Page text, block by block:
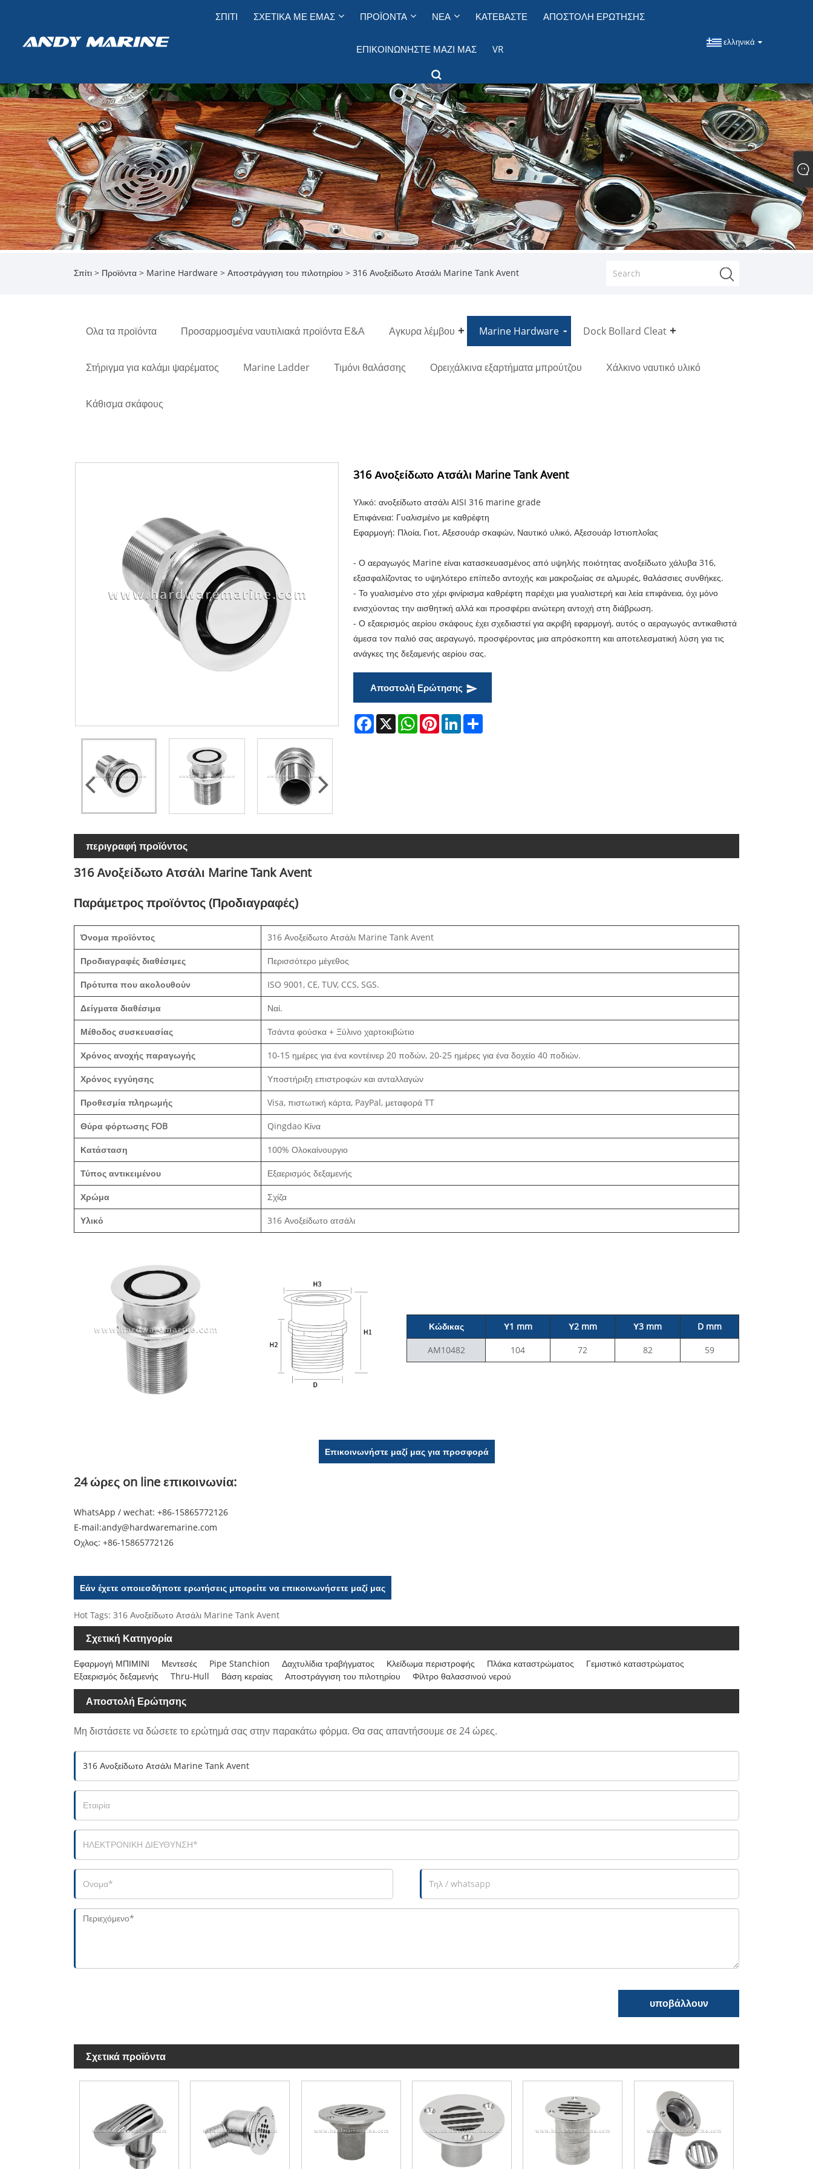
ΣΠΊΤΙ ΣΧΕΤΙΚΆ ΜΕ ΕΜΆΣ ΠΡΟΪΌΝΤΑ ΝΈΑ ΚΑΤΕΒΆΣΤΕ ΑΠΟΣΤΟΛΉ ΕΡΏΤΗΣΗΣ
ΕΠΙΚΟΙΝΩΝΉΣΤΕ ΜΑΖΊ ΜΑΣ VR
ελληνικά
Σπίτι > Προϊόντα > Marine Hardware > Αποστράγγιση του πιλοτηρίου > 316 Ανοξείδωτο Ατσάλι Marine Tank Avent
Ολα τα προϊόντα Προσαρμοσμένα ναυτιλιακά προϊόντα Ε&Α Αγκυρα λέμβου Marine Hardware Dock Bollard Cleat
Στήριγμα για καλάμι ψαρέματος Marine Ladder Τιμόνι θαλάσσης Ορειχάλκινα εξαρτήματα μπρούτζου Χάλκινο ναυτικό υλικό
Κάθισμα σκάφους
316 Ανοξείδωτο Ατσάλι Marine Tank Avent
Υλικό: ανοξείδωτο ατσάλι AISI 316 marine grade
Επιφάνεια: Γυαλισμένο με καθρέφτη
Εφαρμογή: Πλοία, Γιοτ, Αξεσουάρ σκαφών, Ναυτικό υλικό, Αξεσουάρ Ιστιοπλοΐας
- Ο αεραγωγός Marine είναι κατασκευασμένος από υψηλής ποιότητας ανοξείδωτο χάλυβα 316,
εξασφαλίζοντας το υψηλότερο επίπεδο αντοχής και μακροζωίας σε αλμυρές, θαλάσσιες συνθήκες.
- Το γυαλισμένο στο χέρι φινίρισμα καθρέφτη παρέχει μια γυαλιστερή και λεία επιφάνεια, όχι μόνο
ενισχύοντας την αισθητική αλλά και προσφέρει ανώτερη αντοχή στη διάβρωση.
- Ο εξαερισμός αερίου σκάφους έχει σχεδιαστεί για ακριβή εφαρμογή, αυτός ο αεραγωγός αντικαθιστά
άμεσα τον παλιό σας αεραγωγό, προσφέροντας μια απρόσκοπτη και αποτελεσματική λύση για τις
ανάγκες της δεξαμενής αερίου σας.
Αποστολή Ερώτησης
Facebook
X WhatsAppPinterestLinkedIn
περιγραφή προϊόντος
316 Ανοξείδωτο Ατσάλι Marine Tank Avent
Παράμετρος προϊόντος (Προδιαγραφές)
Όνομα προϊόντος 316 Ανοξείδωτο Ατσάλι Marine Tank Avent
Προδιαγραφές διαθέσιμες Περισσότερο μέγεθος
Πρότυπα που ακολουθούν ISO 9001, CE, TUV, CCS, SGS.
Δείγματα διαθέσιμα Ναί.
Μέθοδος συσκευασίας Τσάντα φούσκα + Ξύλινο χαρτοκιβώτιο
Χρόνος ανοχής παραγωγής 10-15 ημέρες για ένα κοντέινερ 20 ποδών, 20-25 ημέρες για ένα δοχείο 40 ποδιών.
Χρόνος εγγύησης Υποστήριξη επιστροφών και ανταλλαγών
Προθεσμία πληρωμής Visa, πιστωτική κάρτα, PayPal, μεταφορά TT
Θύρα φόρτωσης FOB Qingdao Κίνα
Κατάσταση 100% Ολοκαίνουργιο
Τύπος αντικειμένου Εξαερισμός δεξαμενής
Χρώμα Σχίζα
Υλικό 316 Ανοξείδωτο ατσάλι
Κώδικας Υ1 mm Υ2 mm Υ3 mm D mm
AM10482 104 72 82 59
Επικοινωνήστε μαζί μας για προσφορά
24 ώρες on line επικοινωνία:
WhatsApp / wechat: +86-15865772126
E-mail:andy@hardwaremarine.com
Οχλος: +86-15865772126
Εάν έχετε οποιεσδήποτε ερωτήσεις μπορείτε να επικοινωνήσετε μαζί μας
Hot Tags: 316 Ανοξείδωτο Ατσάλι Marine Tank Avent
Σχετική Κατηγορία
Εφαρμογή ΜΠΙΜΙΝΙ Μεντεσές Pipe Stanchion Δαχτυλίδια τραβήγματος Κλείδωμα περιστροφής Πλάκα καταστρώματος
Γεμιστικό καταστρώματος
Εξαερισμός δεξαμενής
Thru-Hull Βάση κεραίας Αποστράγγιση του πιλοτηρίου Φίλτρο θαλασσινού νερού
Αποστολή Ερώτησης
Μη διστάσετε να δώσετε το ερώτημά σας στην παρακάτω φόρμα. Θα σας απαντήσουμε σε 24 ώρες.
υποβάλλουν
Σχετικά προϊόντα